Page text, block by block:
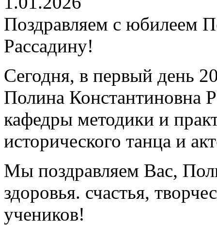
Поздравляем с юбилеем
Рассадину!
Сегодня, в первый день
Полина Константиновна
кафедры методики и
исторического танца и
Мы поздравляем Вас,
здоровья. счастья,
учеников!